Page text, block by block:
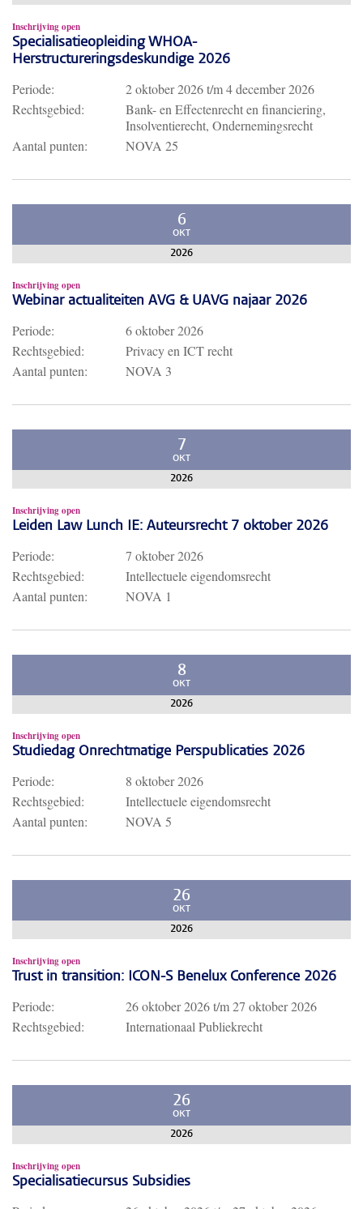
Inschrijving open
Specialisatieopleiding WHOA-
Herstructureringsdeskundige 2026
Periode: 2 oktober 2026t/m4 december 2026
Rechtsgebied:
Bank- en Effectenrecht en financiering,
Insolventierecht, Ondernemingsrecht
Aantal punten:
NOVA 25
6
OKT
2026
Inschrijving open
Webinar actualiteiten AVG & UAVG najaar 2026
Periode:
6 oktober 2026
Rechtsgebied:
Privacy en ICT recht
Aantal punten:
NOVA 3
7
OKT
2026
Inschrijving open
Leiden Law Lunch IE: Auteursrecht 7 oktober 2026
Periode:
7 oktober 2026
Rechtsgebied:
Intellectuele eigendomsrecht
Aantal punten:
NOVA 1
8
OKT
2026
Inschrijving open
Studiedag Onrechtmatige Perspublicaties 2026
Periode:
8 oktober 2026
Rechtsgebied:
Intellectuele eigendomsrecht
Aantal punten:
NOVA 5
26
OKT
2026
Inschrijving open
Trust in transition: ICON-S Benelux Conference 2026
Periode: 26 oktober 2026t/m27 oktober 2026
Rechtsgebied:
Internationaal Publiekrecht
26
OKT
2026
Inschrijving open
Specialisatiecursus Subsidies